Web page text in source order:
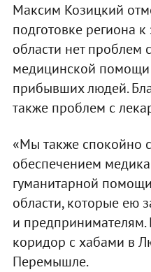
Максим Козицкий
подготовке региона
области нет проблем
медицинской помощи
прибывших людей.
также проблем с
«Мы также спокойно
обеспечением
гуманитарной
области, которые ею
и
коридор с хабами в
Перемышле.